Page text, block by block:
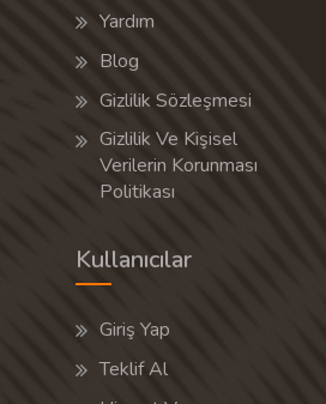
Yardım
Blog
Gizlilik Sözleşmesi
Gizlilik Ve Kişisel
Verilerin Korunması
Politikası
Kullanıcılar
Giriş Yap
Teklif Al